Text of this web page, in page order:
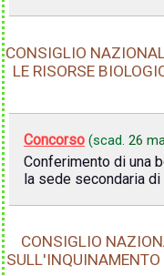
CONSIGLIO
LE RISORSE
Concorso (scad. 26
Conferimento di una
la sede secondaria di
CONSIGLIO
SULL'INQUINAMENTO